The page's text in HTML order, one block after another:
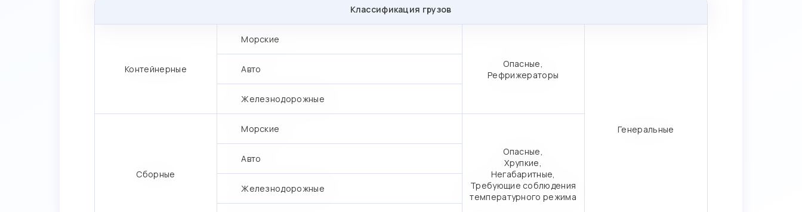
Классификация грузов
Контейнерные
Морские
Авто
Железнодорожные
Опасные,
Рефрижераторы
Сборные
Морские
Авто
Железнодорожные
Опасные,
Хрупкие,
Негабаритные,
Требующие соблюдения
температурного режима
Генеральные